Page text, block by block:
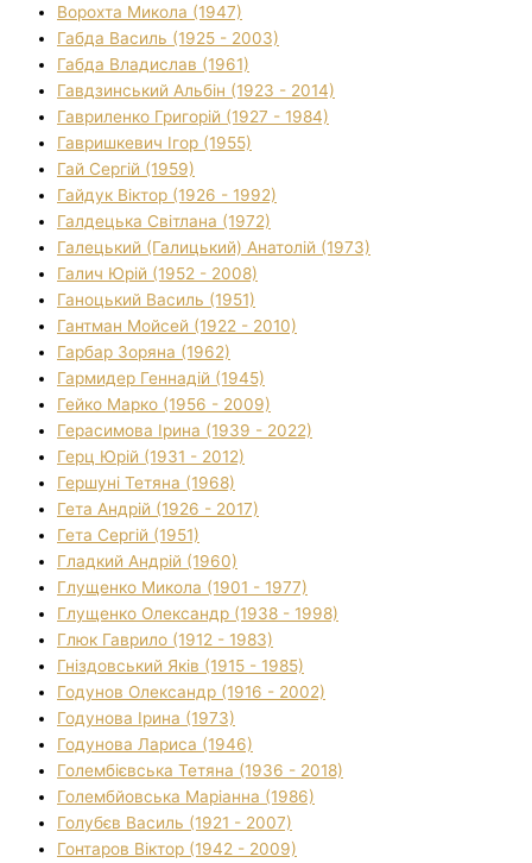
Ворохта Микола (1947)
Габда Василь (1925 - 2003)
Габда Владислав (1961)
Гавдзинський Альбін (1923 - 2014)
Гавриленко Григорій (1927 - 1984)
Гавришкевич Ігор (1955)
Гай Сергій (1959)
Гайдук Віктор (1926 - 1992)
Галдецька Світлана (1972)
Галецький (Галицький) Анатолій (1973)
Галич Юрій (1952 - 2008)
Ганоцький Василь (1951)
Гантман Мойсей (1922 - 2010)
Гарбар Зоряна (1962)
Гармидер Геннадій (1945)
Гейко Марко (1956 - 2009)
Герасимова Ірина (1939 - 2022)
Герц Юрій (1931 - 2012)
Гершуні Тетяна (1968)
Гета Андрій (1926 - 2017)
Гета Сергій (1951)
Гладкий Андрій (1960)
Глущенко Микола (1901 - 1977)
Глущенко Олександр (1938 - 1998)
Глюк Гаврило (1912 - 1983)
Гніздовський Яків (1915 - 1985)
Годунов Олександр (1916 - 2002)
Годунова Ірина (1973)
Годунова Лариса (1946)
Голембієвська Тетяна (1936 - 2018)
Голембйовська Маріанна (1986)
Голубєв Василь (1921 - 2007)
Гонтаров Віктор (1942 - 2009)